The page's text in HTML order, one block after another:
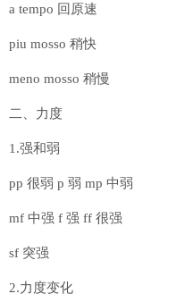
a tempo 回原速
piu mosso 稍快
meno mosso 稍慢
二、力度
1.强和弱
pp 很弱 p 弱 mp 中弱
mf 中强 f 强 ff 很强
sf 突强
2.力度变化